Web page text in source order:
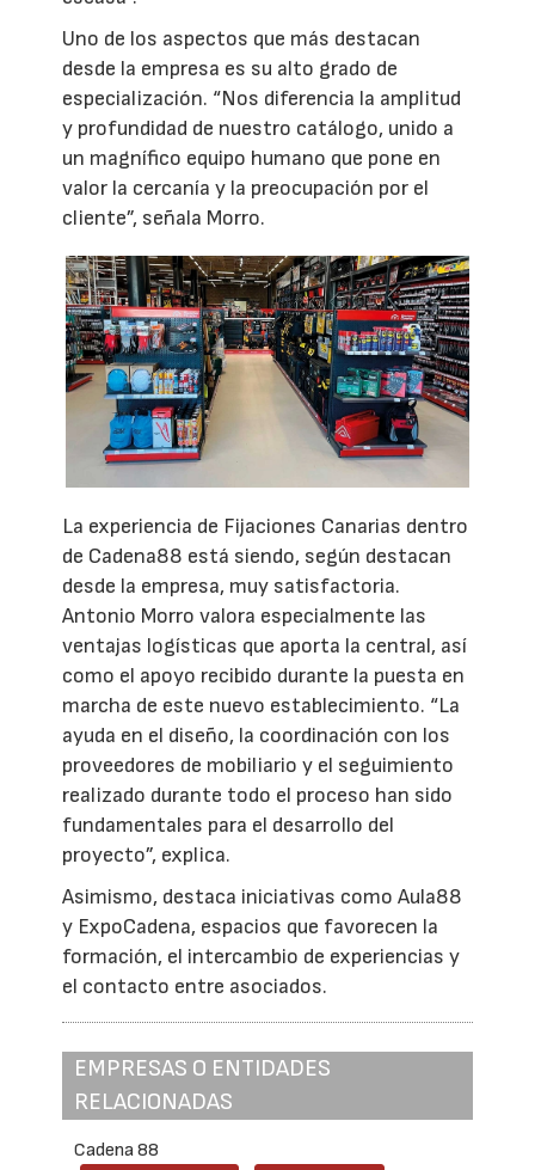
Uno de los aspectos que más destacan
desde la empresa es su alto grado de
especialización. “Nos diferencia la amplitud
y profundidad de nuestro catálogo, unido a
un magnífico equipo humano que pone en
valor la cercanía y la preocupación por el
cliente”, señala Morro.
La experiencia de Fijaciones Canarias dentro
de Cadena88 está siendo, según destacan
desde la empresa, muy satisfactoria.
Antonio Morro valora especialmente las
ventajas logísticas que aporta la central, así
como el apoyo recibido durante la puesta en
marcha de este nuevo establecimiento. “La
ayuda en el diseño, la coordinación con los
proveedores de mobiliario y el seguimiento
realizado durante todo el proceso han sido
fundamentales para el desarrollo del
proyecto”, explica.
Asimismo, destaca iniciativas como Aula88
y ExpoCadena, espacios que favorecen la
formación, el intercambio de experiencias y
el contacto entre asociados.
EMPRESAS O ENTIDADES
RELACIONADAS
Cadena 88